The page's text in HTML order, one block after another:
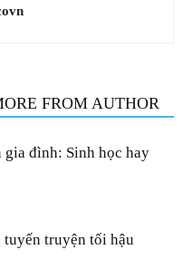
FROM AUTHOR
đình: Sinh học hay
tuyến truyện tối hậu